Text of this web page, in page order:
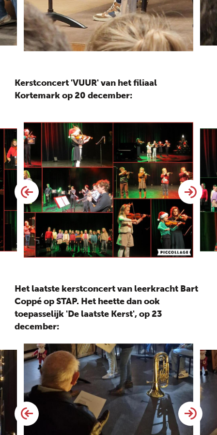
Kerstconcert 'VUUR' van het filiaal
Kortemark op 20 december:
Het laatste kerstconcert van leerkracht Bart
Coppé op STAP. Het heette dan ook
toepasselijk 'De laatste Kerst', op 23
december: